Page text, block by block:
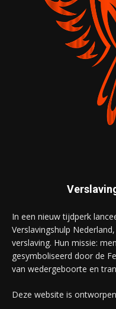
In een nieuw tijdperk
Verslavingshulp
verslaving. Hun missie:
gesymboliseerd door de
van wedergeboorte en
Deze website is